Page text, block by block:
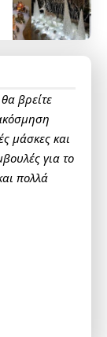
βρείτε
μάσκες και
για το
πολλά